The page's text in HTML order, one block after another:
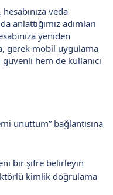
veda
anlattığımız adımları
yeniden
gerek mobil uygulama
hem de kullanıcı
unuttum” bağlantısına
bir şifre belirleyin
kimlik doğrulama